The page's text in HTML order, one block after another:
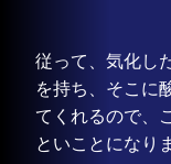
従って、気化し
を持ち、そこに
てくれるので、
といことになり